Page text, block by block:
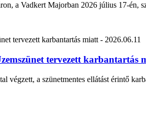
a Vadkert Majorban 2026 július 17-
tervezett karbantartás
végzett, a szünetmentes ellátást érintő